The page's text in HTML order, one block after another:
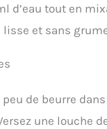
d’eau tout en
et sans
de beurre
une louche